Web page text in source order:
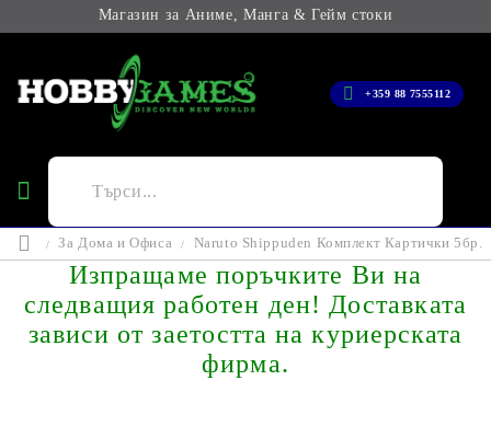
Магазин за Аниме, Манга & Гейм стоки
+359 88 7555112
За Дома и Офиса Naruto Shippuden Комплект Картички 5бр.
Изпращаме поръчките Ви на
следващия работен ден! Доставката
зависи от заетостта на куриерската
фирма.